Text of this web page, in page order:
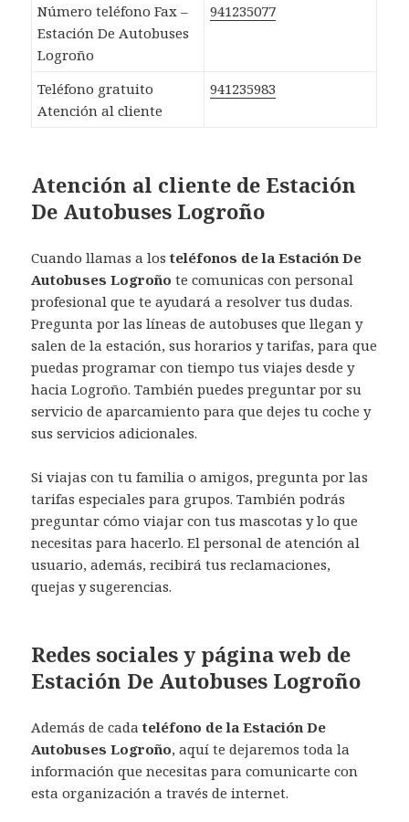
Número teléfono Fax –
Estación De Autobuses
Logroño
941235077
Teléfono gratuito
Atención al cliente
941235983
Atención al cliente de Estación
De Autobuses Logroño
Cuando llamas a losteléfonos de la Estación De
Autobuses Logroño te comunicas con personal
profesional que te ayudará a resolver tus dudas.
Pregunta por las líneas de autobuses que llegan y
salen de la estación, sus horarios y tarifas, para que
puedas programar con tiempo tus viajes desde y
hacia Logroño. También puedes preguntar por su
servicio de aparcamiento para que dejes tu coche y
sus servicios adicionales.
Si viajas con tu familia o amigos, pregunta por las
tarifas especiales para grupos. También podrás
preguntar cómo viajar con tus mascotas y lo que
necesitas para hacerlo. El personal de atención al
usuario, además, recibirá tus reclamaciones,
quejas y sugerencias.
Redes sociales y página web de
Estación De Autobuses Logroño
Además de cadateléfono de la Estación De
Autobuses Logroño, aquí te dejaremos toda la
información que necesitas para comunicarte con
esta organización a través de internet.